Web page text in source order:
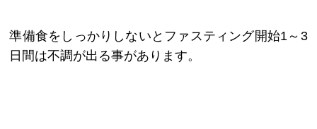
準備食をしっかりしないとファスティング開始1～3
日間は不調が出る事があります。